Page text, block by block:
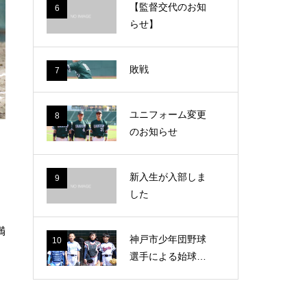
6
【監督交代のお知
らせ】
7 敗戦
8
ユニフォーム変更
のお知らせ
9
新入生が入部しま
した
10
神戸市少年団野球
選手による始球式